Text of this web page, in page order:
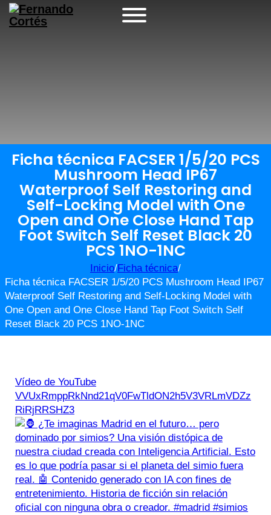
Ficha técnica FACSER 1/5/20 PCS
Mushroom Head IP67
Waterproof Self Restoring and
Self-Locking Model with One
Open and One Close Hand Tap
Foot Switch Self Reset Black 20
PCS 1NO-1NC
Inicio/Ficha técnica/
Ficha técnica FACSER 1/5/20 PCS Mushroom Head IP67
Waterproof Self Restoring and Self-Locking Model with
One Open and One Close Hand Tap Foot Switch Self
Reset Black 20 PCS 1NO-1NC
Vídeo de YouTube
VVUxRmppRkNnd21qV0FwTldON2h5V3VRLmVDZz
RiRjRRSHZ3